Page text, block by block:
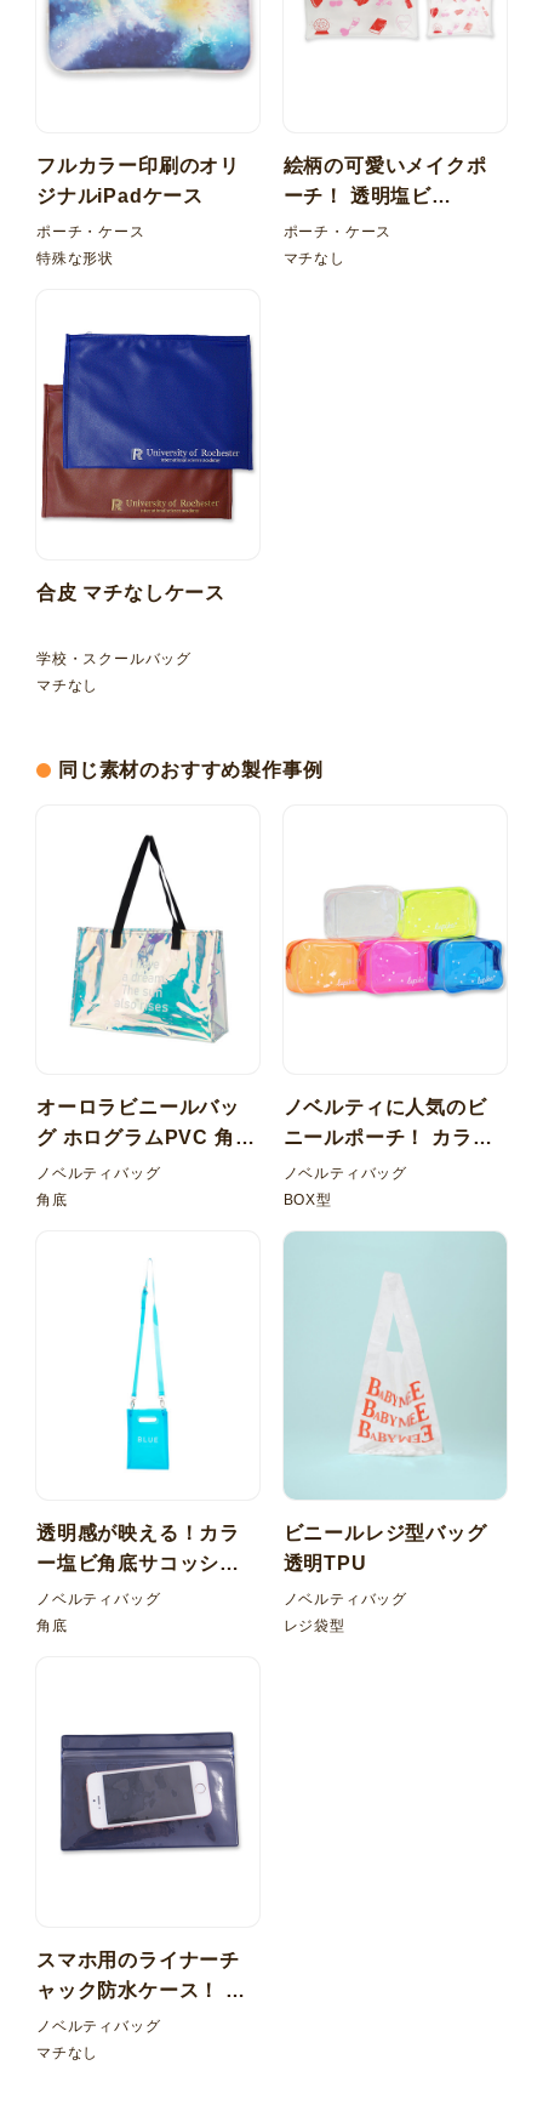
フルカラー印刷のオリ
ジナルiPadケース
ポーチ・ケース
特殊な形状
絵柄の可愛いメイクポ
ーチ！ 透明塩ビ
（PVC） 平袋ケース
ポーチ・ケース
マチなし
合皮 マチなしケース
学校・スクールバッグ
マチなし
同じ素材のおすすめ製作事例
オーロラビニールバッ
グ ホログラムPVC 角底
持ち手 PPベルト
ノベルティバッグ
角底
ノベルティに人気のビ
ニールポーチ！ カラー
塩ビ（PVC） BOX型ポ
ーチ
ノベルティバッグ
BOX型
透明感が映える！カラ
ー塩ビ角底サコッシュ
バッグ
ノベルティバッグ
角底
ビニールレジ型バッグ
透明TPU
ノベルティバッグ
レジ袋型
スマホ用のライナーチ
ャック防水ケース！ 透
明+カラー塩ビ マチなし
ノベルティバッグ
マチなし